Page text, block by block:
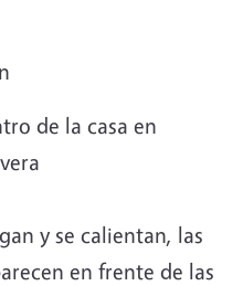
de la casa en
y se calientan, las
en frente de las